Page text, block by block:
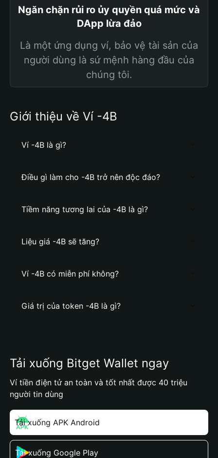
Ngăn chặn rủi ro ủy quyền quá mức và
DApp lừa đảo
Là một ứng dụng ví, bảo vệ tài sản của
người dùng là sứ mệnh hàng đầu của
chúng tôi.
Giới thiệu về Ví -4B
Ví -4B là gì?
Điều gì làm cho -4B trở nên độc đáo?
Tiềm năng tương lai của -4B là gì?
Liệu giá -4B sẽ tăng?
Ví -4B có miễn phí không?
Giá trị của token -4B là gì?
Tải xuống Bitget Wallet ngay
Ví tiền điện tử an toàn và tốt nhất được 40 triệu
người tin dùng
Tải xuống APK Android
Tải xuống Google Play